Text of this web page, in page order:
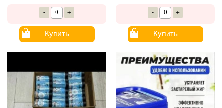
- +
Купить
- +
Купить